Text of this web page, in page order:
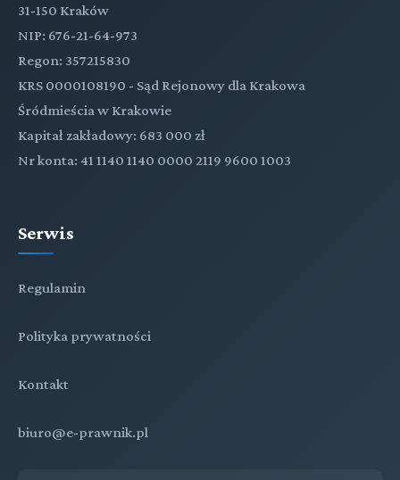
31-150 Kraków
NIP: 676-21-64-973
Regon: 357215830
KRS 0000108190 - Sąd Rejonowy dla Krakowa
Śródmieścia w Krakowie
Kapitał zakładowy: 683 000 zł
Nr konta: 41 1140 1140 0000 2119 9600 1003
Serwis
Regulamin
Polityka prywatności
Kontakt
biuro@e-prawnik.pl